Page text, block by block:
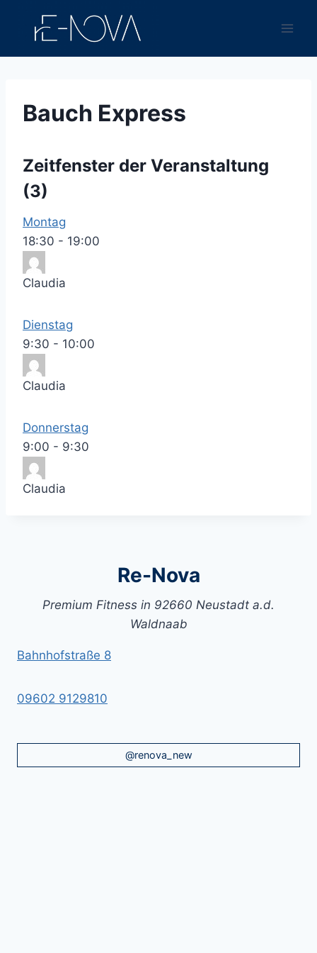
Bauch Express
Zeitfenster der Veranstaltung
(3)
Montag
18:30 - 19:00
Claudia
Dienstag
9:30 - 10:00
Claudia
Donnerstag
9:00 - 9:30
Claudia
Re-Nova
Premium Fitness in 92660 Neustadt a.d.
Waldnaab
Bahnhofstraße 8
09602 9129810
@renova_new